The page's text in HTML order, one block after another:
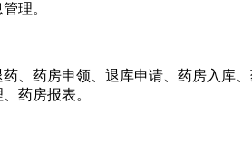
理。
、药房申领、退库申请、药房入库
药房报表。